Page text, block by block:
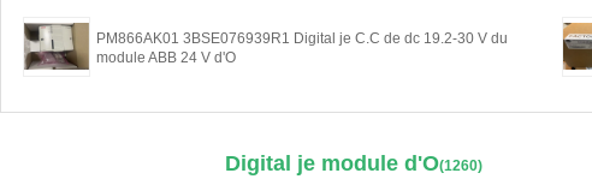
PM866AK01 3BSE076939R1 Digital je C.C de dc 19.2-30 V du
module ABB 24 V d'O
Digital je module d'O(1260)